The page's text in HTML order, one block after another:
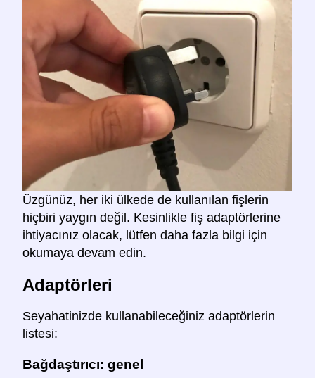
Üzgünüz, her iki ülkede de kullanılan fişlerin
hiçbiri yaygın değil. Kesinlikle fiş adaptörlerine
ihtiyacınız olacak, lütfen daha fazla bilgi için
okumaya devam edin.
Adaptörleri
Seyahatinizde kullanabileceğiniz adaptörlerin
listesi:
Bağdaştırıcı: genel